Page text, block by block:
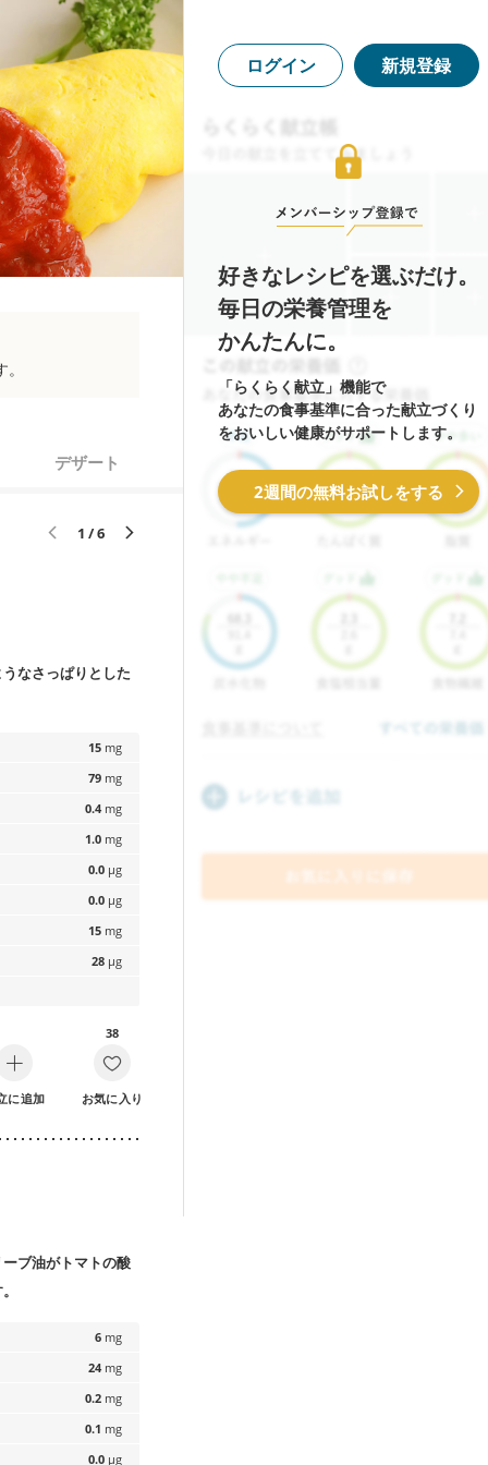
デザート
1 / 6
なさっぱりとした
15 mg
79 mg
0.4 mg
1.0 mg
0.0 µg
0.0 µg
15 mg
28 µg
に追加
38
お気に入り
ブ油がトマトの酸
6 mg
24 mg
0.2 mg
0.1 mg
0.0 µg
ログイン 新規登録
好きなレシピを選ぶだけ。
毎日の栄養管理を
かんたんに。
「らくらく献立」機能で
あなたの食事基準に合った献立づくり
をおいしい健康がサポートします。
2週間の無料お試しをする